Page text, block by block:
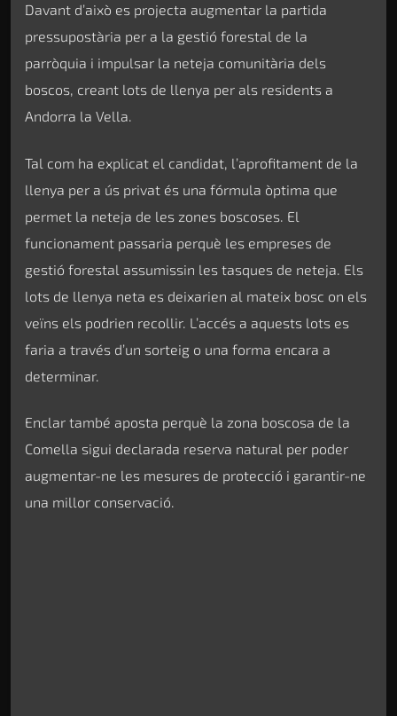
Davant d’això es projecta augmentar la partida
pressupostària per a la gestió forestal de la
parròquia i impulsar la neteja comunitària dels
boscos, creant lots de llenya per als residents a
Andorra la Vella.
Tal com ha explicat el candidat, l’aprofitament de la
llenya per a ús privat és una fórmula òptima que
permet la neteja de les zones boscoses. El
funcionament passaria perquè les empreses de
gestió forestal assumissin les tasques de neteja. Els
lots de llenya neta es deixarien al mateix bosc on els
veïns els podrien recollir. L’accés a aquests lots es
faria a través d’un sorteig o una forma encara a
determinar.
Enclar també aposta perquè la zona boscosa de la
Comella sigui declarada reserva natural per poder
augmentar-ne les mesures de protecció i garantir-ne
una millor conservació.